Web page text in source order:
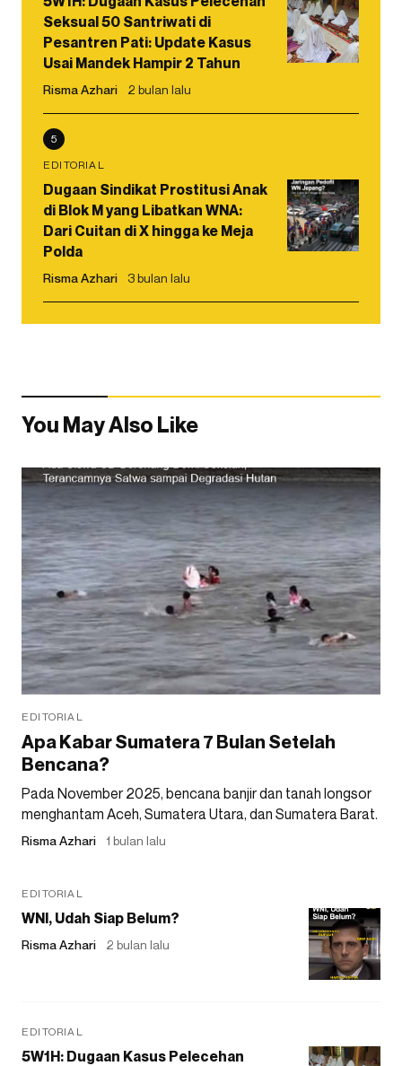
Seksual 50 Santriwati di
Pesantren Pati: Update Kasus
Usai Mandek Hampir 2 Tahun
Risma Azhari 2 bulan lalu
5
EDITORIAL
Dugaan Sindikat Prostitusi Anak
di Blok M yang Libatkan WNA:
Dari Cuitan di X hingga ke Meja
Polda
Risma Azhari 3 bulan lalu
You May Also Like
EDITORIAL
Apa Kabar Sumatera 7 Bulan Setelah
Bencana?
Pada November 2025, bencana banjir dan tanah longsor
menghantam Aceh, Sumatera Utara, dan Sumatera Barat.
Risma Azhari 1 bulan lalu
EDITORIAL
WNI, Udah Siap Belum?
Risma Azhari 2 bulan lalu
EDITORIAL
5W1H: Dugaan Kasus Pelecehan